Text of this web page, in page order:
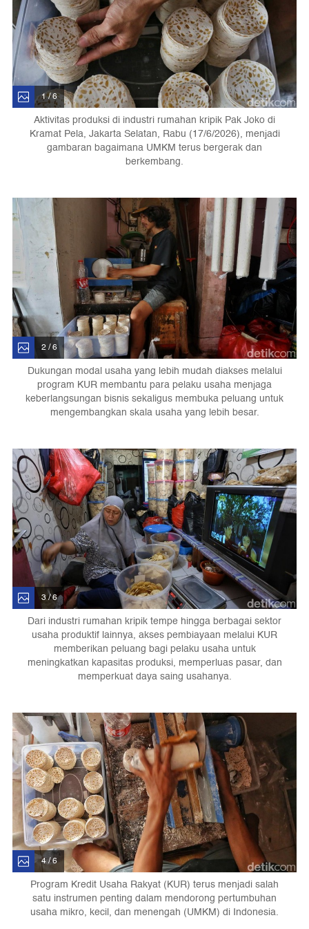
1 / 6
Aktivitas produksi di industri rumahan kripik Pak Joko di
Kramat Pela, Jakarta Selatan, Rabu (17/6/2026), menjadi
gambaran bagaimana UMKM terus bergerak dan
berkembang.
2 / 6
Dukungan modal usaha yang lebih mudah diakses melalui
program KUR membantu para pelaku usaha menjaga
keberlangsungan bisnis sekaligus membuka peluang untuk
mengembangkan skala usaha yang lebih besar.
3 / 6
Dari industri rumahan kripik tempe hingga berbagai sektor
usaha produktif lainnya, akses pembiayaan melalui KUR
memberikan peluang bagi pelaku usaha untuk
meningkatkan kapasitas produksi, memperluas pasar, dan
memperkuat daya saing usahanya.
4 / 6
Program Kredit Usaha Rakyat (KUR) terus menjadi salah
satu instrumen penting dalam mendorong pertumbuhan
usaha mikro, kecil, dan menengah (UMKM) di Indonesia.